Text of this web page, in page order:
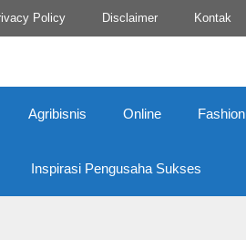
Policy Disclaimer Kontak
Agribisnis Online Fashion
Inspirasi Pengusaha Sukses